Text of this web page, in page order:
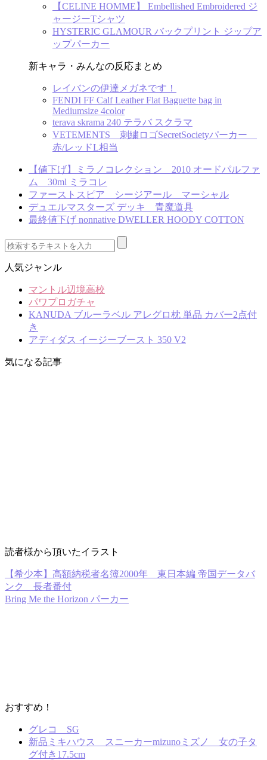
【CELINE HOMME】 Embellished Embroidered ジ
ャージーTシャツ
HYSTERIC GLAMOUR バックプリント ジップア
ップパーカー
新キャラ・みんなの反応まとめ
レイバンの伊達メガネです！
FENDI FF Calf Leather Flat Baguette bag in
Mediumsize 4color
terava skrama 240 テラバ スクラマ
VETEMENTS 刺繍ロゴSecretSocietyパーカー
赤/レッドL相当
【値下げ】ミラノコレクション 2010 オードパルファ
ム 30ml ミラコレ
ファーストスピア シージアール マーシャル
デュエルマスターズ デッキ 青魔道具
最終値下げ nonnative DWELLER HOODY COTTON
人気ジャンル
マントル辺境高校
パワプロガチャ
KANUDA ブルーラベル アレグロ枕 単品 カバー2点付
き
アディダス イージーブースト 350 V2
気になる記事
読者様から頂いたイラスト
【希少本】高額納税者名簿2000年 東日本編 帝国データバ
ンク 長者番付
Bring Me the Horizon パーカー
おすすめ！
グレコ SG
新品ミキハウス スニーカーmizunoミズノ 女の子タ
グ付き17.5cm